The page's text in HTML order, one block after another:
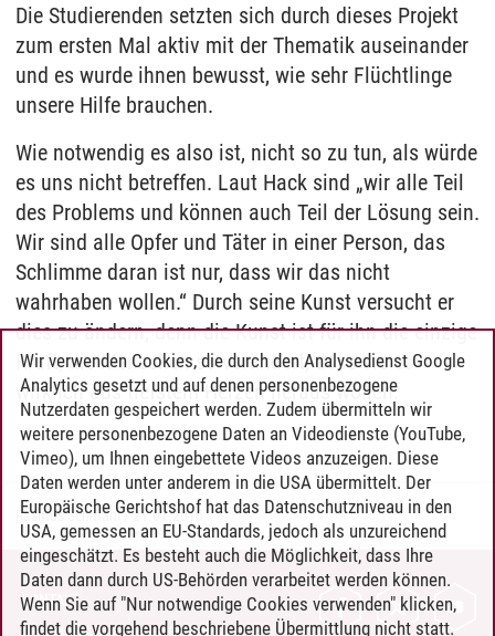
Die Studierenden setzten sich durch dieses Projekt
zum ersten Mal aktiv mit der Thematik auseinander
und es wurde ihnen bewusst, wie sehr Flüchtlinge
unsere Hilfe brauchen.
Wie notwendig es also ist, nicht so zu tun, als würde
es uns nicht betreffen. Laut Hack sind „wir alle Teil
des Problems und können auch Teil der Lösung sein.
Wir sind alle Opfer und Täter in einer Person, das
Schlimme daran ist nur, dass wir das nicht
wahrhaben wollen.“ Durch seine Kunst versucht er
dies zu ändern, denn die Kunst ist für ihn die einzige
Kraft, die Menschen so verändert, dass sie es
wirklich aus tiefstem Herzen heraus wollen.
Rasmus Schmahl/21.01.2016
KONTAKT
LEUPHANA ALS ARBEITGEBER
Wir verwenden Cookies, die durch den Analysedienst Google
Analytics gesetzt und auf denen personenbezogene
Nutzerdaten gespeichert werden. Zudem übermitteln wir
weitere personenbezogene Daten an Videodienste (YouTube,
Vimeo), um Ihnen eingebettete Videos anzuzeigen. Diese
Daten werden unter anderem in die USA übermittelt. Der
Europäische Gerichtshof hat das Datenschutzniveau in den
USA, gemessen an EU-Standards, jedoch als unzureichend
eingeschätzt. Es besteht auch die Möglichkeit, dass Ihre
Daten dann durch US-Behörden verarbeitet werden können.
Wenn Sie auf "Nur notwendige Cookies verwenden" klicken,
findet die vorgehend beschriebene Übermittlung nicht statt.